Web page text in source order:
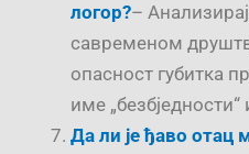
логор?–
савременом
опасност губитка
име „безбједности“
Да ли је ђаво отац